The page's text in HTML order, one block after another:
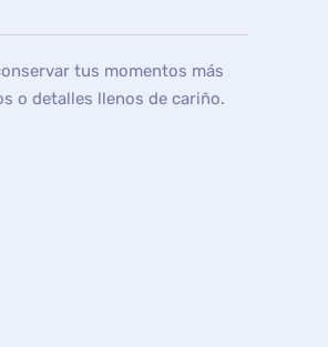
tus momentos más
o detalles llenos de cariño.